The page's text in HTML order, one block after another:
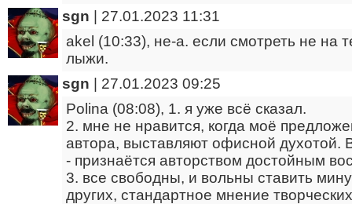
sgn
27.01.2023 11:31
akel (10:33), не-а. если смотреть не на
лыжи.
sgn
27.01.2023 09:25
Polina (08:08), 1. я уже всё сказал.
2. мне не нравится, когда моё
автора, выставляют офисной духотой.
- признаётся авторством достойным
3. все свободны, и вольны ставить
других, стандартное мнение